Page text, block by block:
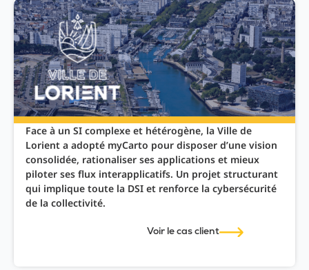
Face à un SI complexe et hétérogène, la Ville de
Lorient a adopté myCarto pour disposer d’une vision
consolidée, rationaliser ses applications et mieux
piloter ses flux interapplicatifs. Un projet structurant
qui implique toute la DSI et renforce la cybersécurité
de la collectivité.
Voir le cas client